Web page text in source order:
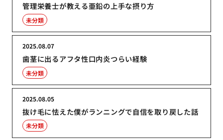
管理栄養士が教える亜鉛の上手な摂り方
未分類
歯茎に出るアフタ性口内炎つらい経験
2025.08.07
未分類
抜け毛に怯えた僕がランニングで自信を取り戻した話
2025.08.05
未分類